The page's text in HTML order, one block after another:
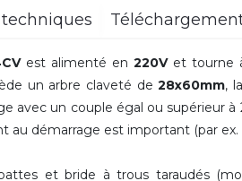
est alimenté en 220Vet tourne
un arbre claveté de28x60mm,
avec un couple égal ou supérieur
démarrage est important (par ex.
et bride à trous taraudés